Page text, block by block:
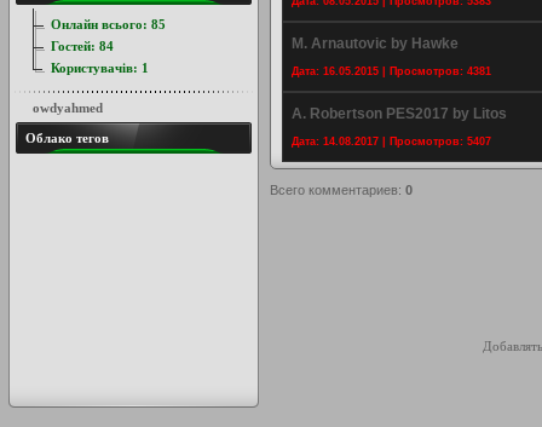
M. Arnautovic by Hawke
Дата: 16.05.2015 | Просмотров: 4381
A. Robertson PES2017 by Litos
Дата: 14.08.2017 | Просмотров: 5407
Всего комментариев: 0
Онлайн всього: 85
Гостей: 84
Користувачів: 1
owdyahmed
Облако тегов